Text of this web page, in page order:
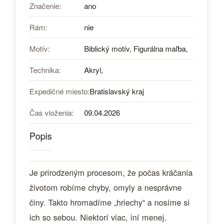
Značenie: ano
Rám: nie
Motív: Biblický motív, Figurálna maľba,
Technika: Akryl,
Expedičné miesto:Bratislavský kraj
Čas vloženia: 09.04.2026
Popis
Je prirodzeným procesom, že počas kráčania
životom robíme chyby, omyly a nesprávne
činy. Takto hromadíme „hriechy“ a nosíme si
ich so sebou. Niektorí viac, iní menej.